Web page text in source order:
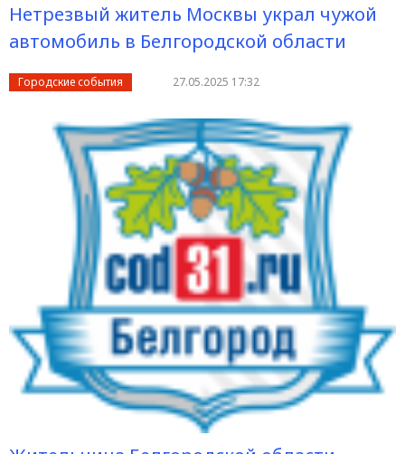
Нетрезвый житель Москвы украл чужой
автомобиль в Белгородской области
Городские события 27.05.2025 17:32